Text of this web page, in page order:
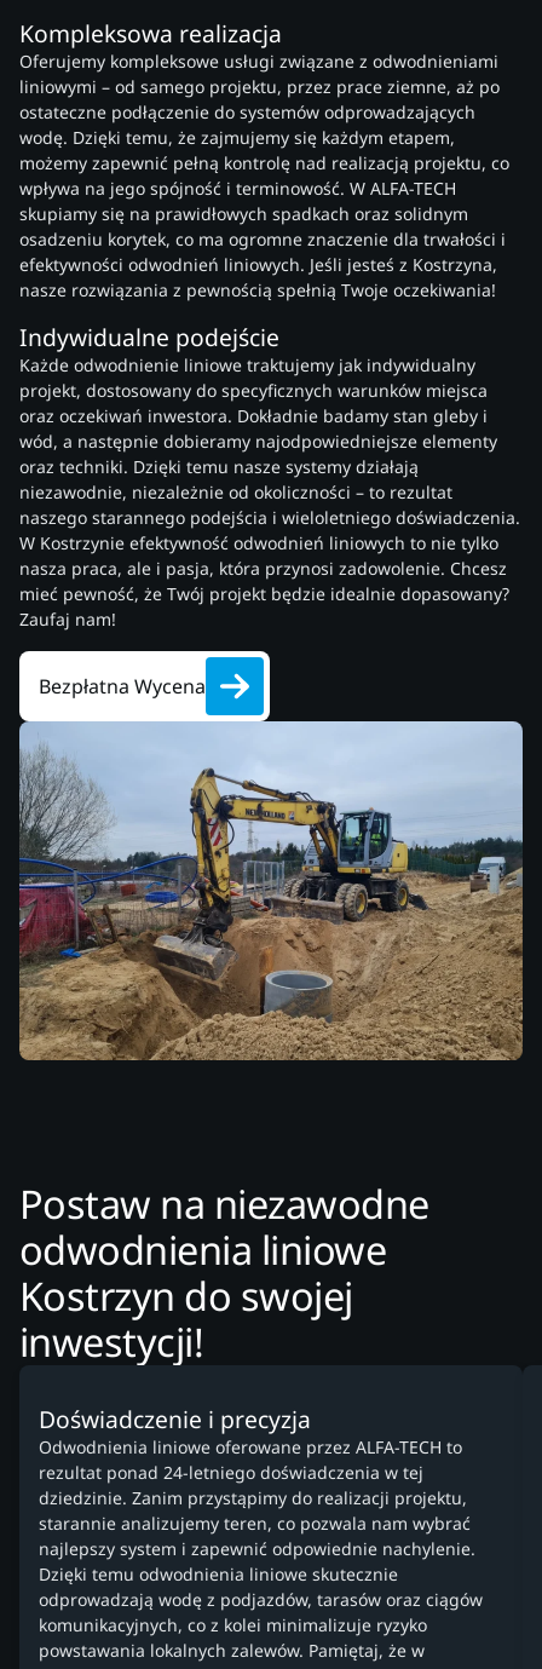
Kompleksowa realizacja
Oferujemy kompleksowe usługi związane z odwodnieniami
liniowymi – od samego projektu, przez prace ziemne, aż po
ostateczne podłączenie do systemów odprowadzających
wodę. Dzięki temu, że zajmujemy się każdym etapem,
możemy zapewnić pełną kontrolę nad realizacją projektu, co
wpływa na jego spójność i terminowość. W ALFA-TECH
skupiamy się na prawidłowych spadkach oraz solidnym
osadzeniu korytek, co ma ogromne znaczenie dla trwałości i
efektywności odwodnień liniowych. Jeśli jesteś z Kostrzyna,
nasze rozwiązania z pewnością spełnią Twoje oczekiwania!
Indywidualne podejście
Każde odwodnienie liniowe traktujemy jak indywidualny
projekt, dostosowany do specyficznych warunków miejsca
oraz oczekiwań inwestora. Dokładnie badamy stan gleby i
wód, a następnie dobieramy najodpowiedniejsze elementy
oraz techniki. Dzięki temu nasze systemy działają
niezawodnie, niezależnie od okoliczności – to rezultat
naszego starannego podejścia i wieloletniego doświadczenia.
W Kostrzynie efektywność odwodnień liniowych to nie tylko
nasza praca, ale i pasja, która przynosi zadowolenie. Chcesz
mieć pewność, że Twój projekt będzie idealnie dopasowany?
Zaufaj nam!
Bezpłatna Wycena
Postaw na niezawodne
odwodnienia liniowe
Kostrzyn do swojej
inwestycji!
Doświadczenie i precyzja
Odwodnienia liniowe oferowane przez ALFA-TECH to
rezultat ponad 24-letniego doświadczenia w tej
dziedzinie. Zanim przystąpimy do realizacji projektu,
starannie analizujemy teren, co pozwala nam wybrać
najlepszy system i zapewnić odpowiednie nachylenie.
Dzięki temu odwodnienia liniowe skutecznie
odprowadzają wodę z podjazdów, tarasów oraz ciągów
komunikacyjnych, co z kolei minimalizuje ryzyko
powstawania lokalnych zalewów. Pamiętaj, że w